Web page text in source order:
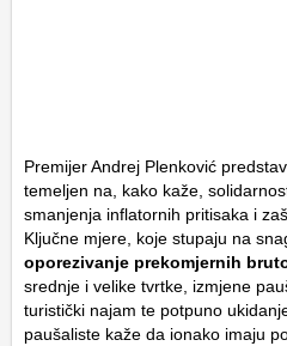
Premijer Andrej Plenković
temeljen na, kako kaže,
smanjenja inflatornih pritisaka i
Ključne mjere, koje stupaju na
oporezivanje prekomjernih
srednje i velike tvrtke, izmjene
turistički najam te potpuno
paušaliste kaže da ionako imaju